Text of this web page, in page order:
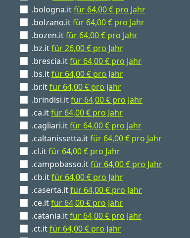
.bologna.itfür 64,00 € pro Jahr
.bolzano.itfür 64,00 € pro Jahr
.bozen.itfür 64,00 € pro Jahr
.bz.itfür 26,00 € pro Jahr
.brescia.itfür 64,00 € pro Jahr
.bs.itfür 64,00 € pro Jahr
.br.itfür 64,00 € pro Jahr
.brindisi.itfür 64,00 € pro Jahr
.ca.itfür 64,00 € pro Jahr
.cagliari.itfür 64,00 € pro Jahr
.caltanissetta.itfür 64,00 € pro Jahr
.cl.itfür 64,00 € pro Jahr
.campobasso.itfür 64,00 € pro Jahr
.cb.itfür 64,00 € pro Jahr
.caserta.itfür 64,00 € pro Jahr
.ce.itfür 64,00 € pro Jahr
.catania.itfür 64,00 € pro Jahr
.ct.itfür 64,00 € pro Jahr